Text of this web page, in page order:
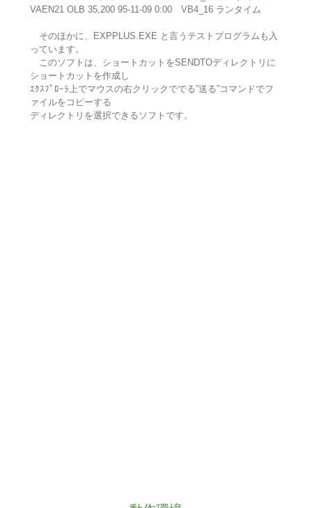
VAEN21 OLB 35,200 95-11-09 0:00 VB4_16 ランタイム
そのほかに、EXPPLUS.EXE と言うテストプログラムも入
っています。
このソフトは、ショートカットをSENDTOディレクトリに
ショートカットを作成し
ｴｸｽﾌﾟﾛｰﾗ上でマウスの右クリックででる”送る”コマンドでフ
ァイルをコピーする
ディレクトリを選択できるソフトです。